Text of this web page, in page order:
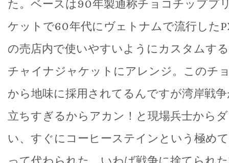
た。ベースは90年製通称チョコチッププ
ケットで60年代にヴェトナムで流行した
の売店内で使いやすいようにカスタムす
チャイナジャケットにアレンジ。このチ
から地味に採用されてるんですが湾岸戦
立ちすぎるからアカン！と現場兵士から
い、すぐにコーヒーステインという極め